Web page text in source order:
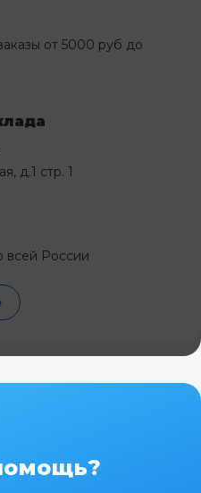
от 5000 руб до
д.1 стр. 1
всей России